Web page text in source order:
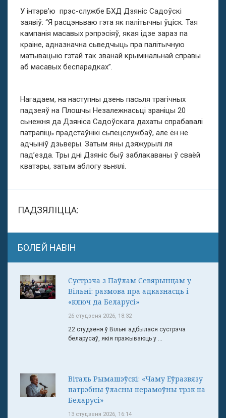
У інтэрв’ю прэс-службе БХД Дзяніс Садоўскі
заявіў: “Я расцэньваю гэта як палітычны ўціск. Тая
кампанія масавых рэпрэсіяў, якая ідзе зараз па
краіне, адназначна сьведчыць пра палітычную
матывацыю гэтай так званай крымінальнай справы
аб масавых беспарадках”.
Нагадаем, на наступны дзень пасьля трагічных
падзеяў на Плошчы Незалежнасьці зраніцы 20
сьнежня да Дзяніса Садоўскага дахаты спрабавалі
патрапіць прадстаўнікі сьпецслужбаў, але ён не
адчыніў дзьверы. Затым яны дзяжурылі ля
пад’езда. Тры дні Дзяніс быў заблакаваны ў сваёй
кватэры, затым аблогу зьнялі.
ПАДЗЯЛІЦЦА:
БОЛЕЙ НАВІН
Сустрэча з Паўлам Севярынцам у
Вільні: размова пра адказнасць і
«ключ да Беларусі»
26 студзеня 2026, 18:32
22 студзеня ў Вільні адбылася сустрэча
беларусаў, якія пражываюць у ...
Віталь Рымашэўскі: «Чаму Еўразвязу
патрэбны ўласны перамоўны трэк па
Беларусі»
13 студзеня 2026, 16:14